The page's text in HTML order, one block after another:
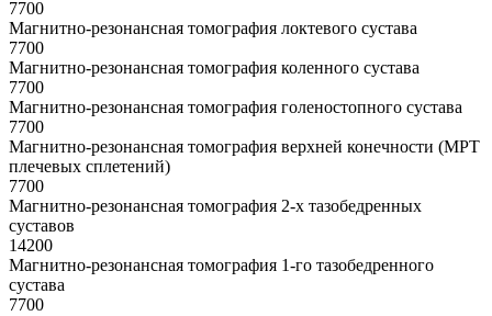
7700
Магнитно-резонансная томография локтевого сустава
7700
Магнитно-резонансная томография коленного сустава
7700
Магнитно-резонансная томография голеностопного сустава
7700
Магнитно-резонансная томография верхней конечности (МРТ
плечевых сплетений)
7700
Магнитно-резонансная томография 2-х тазобедренных
суставов
14200
Магнитно-резонансная томография 1-го тазобедренного
сустава
7700